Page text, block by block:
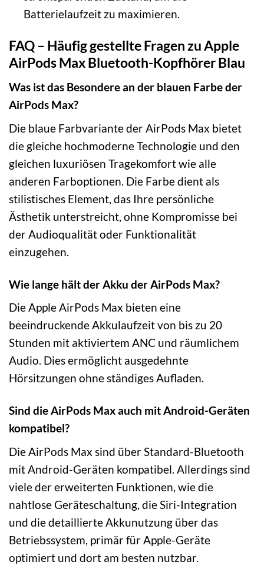
Batterielaufzeit zu maximieren.
FAQ – Häufig gestellte Fragen zu Apple
AirPods Max Bluetooth-Kopfhörer Blau
Was ist das Besondere an der blauen Farbe der
AirPods Max?
Die blaue Farbvariante der AirPods Max bietet
die gleiche hochmoderne Technologie und den
gleichen luxuriösen Tragekomfort wie alle
anderen Farboptionen. Die Farbe dient als
stilistisches Element, das Ihre persönliche
Ästhetik unterstreicht, ohne Kompromisse bei
der Audioqualität oder Funktionalität
einzugehen.
Wie lange hält der Akku der AirPods Max?
Die Apple AirPods Max bieten eine
beeindruckende Akkulaufzeit von bis zu 20
Stunden mit aktiviertem ANC und räumlichem
Audio. Dies ermöglicht ausgedehnte
Hörsitzungen ohne ständiges Aufladen.
Sind die AirPods Max auch mit Android-Geräten
kompatibel?
Die AirPods Max sind über Standard-Bluetooth
mit Android-Geräten kompatibel. Allerdings sind
viele der erweiterten Funktionen, wie die
nahtlose Geräteschaltung, die Siri-Integration
und die detaillierte Akkunutzung über das
Betriebssystem, primär für Apple-Geräte
optimiert und dort am besten nutzbar.